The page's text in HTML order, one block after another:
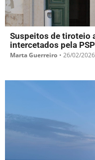
Suspeitos de tiroteio
intercetados pela PSP
Marta Guerreiro • 26/02/2026